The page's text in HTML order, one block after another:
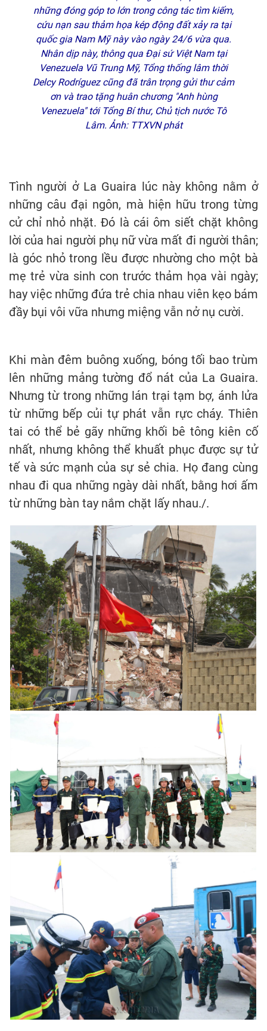
những đóng góp to lớn trong công tác tìm kiếm,
cứu nạn sau thảm họa kép động đất xảy ra tại
quốc gia Nam Mỹ này vào ngày 24/6 vừa qua.
Nhân dịp này, thông qua Đại sứ Việt Nam tại
Venezuela Vũ Trung Mỹ, Tổng thống lâm thời
Delcy Rodríguez cũng đã trân trọng gửi thư cảm
ơn và trao tặng huân chương "Anh hùng
Venezuela" tới Tổng Bí thư, Chủ tịch nước Tô
Lâm. Ảnh: TTXVN phát
Tình người ở La Guaira lúc này không nằm ở
những câu đại ngôn, mà hiện hữu trong từng
cử chỉ nhỏ nhặt. Đó là cái ôm siết chặt không
lời của hai người phụ nữ vừa mất đi người thân;
là góc nhỏ trong lều được nhường cho một bà
mẹ trẻ vừa sinh con trước thảm họa vài ngày;
hay việc những đứa trẻ chia nhau viên kẹo bám
đầy bụi vôi vữa nhưng miệng vẫn nở nụ cười.
Khi màn đêm buông xuống, bóng tối bao trùm
lên những mảng tường đổ nát của La Guaira.
Nhưng từ trong những lán trại tạm bợ, ánh lửa
từ những bếp củi tự phát vẫn rực cháy. Thiên
tai có thể bẻ gãy những khối bê tông kiên cố
nhất, nhưng không thể khuất phục được sự tử
tế và sức mạnh của sự sẻ chia. Họ đang cùng
nhau đi qua những ngày dài nhất, bằng hơi ấm
từ những bàn tay nắm chặt lấy nhau./.